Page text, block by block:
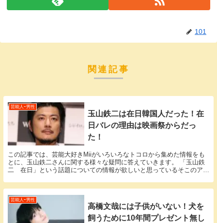
101
関連記事
芸能人ｰ男性
玉山鉄二は在日韓国人だった！在
日バレの理由は映画祭からだっ
た！
この記事では、芸能大好きMiiがいろいろなトコロから集めた情報をも
とに、玉山鉄二さんに関する様々な疑問に答えていきます。 「玉山鉄
二 在日」という話題についての情報が欲しいと思っているそこのアナ
芸能人ｰ男性
高橋文哉には子供がいない！犬を
飼うために10年間プレゼント無し